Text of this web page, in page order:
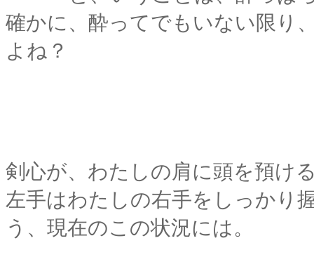
確かに、酔ってでもいない限り
よね？
剣心が、わたしの肩に頭を預け
左手はわたしの右手をしっか
う、現在のこの状況には。